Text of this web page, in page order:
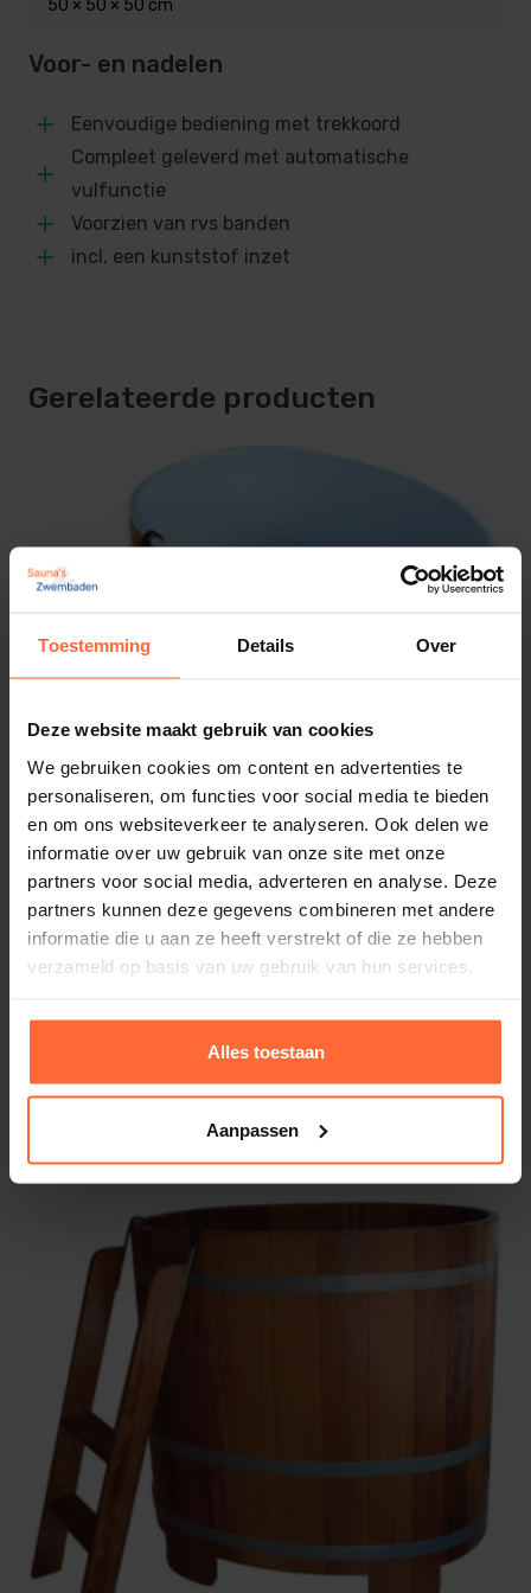
Toestemming Details Over
Deze website maakt gebruik van cookies
We gebruiken cookies om content en advertenties te
personaliseren, om functies voor social media te bieden
en om ons websiteverkeer te analyseren. Ook delen we
informatie over uw gebruik van onze site met onze
partners voor social media, adverteren en analyse. Deze
partners kunnen deze gegevens combineren met andere
informatie die u aan ze heeft verstrekt of die ze hebben
verzameld op basis van uw gebruik van hun services.
Alles toestaan
Aanpassen
Ophangbeugelvoor stevige montage aan de
Sterk trekkoord
wateraansluiting(slang niet inbegrepen).
Inhoud
Hoogte: ca. 45 cm
Diameter : ca. 44 cm
Materiaal : Ceder hout
Bevestiging : wandmontage (inclusief
montagemateriaal)
Trekkoord: inclusief
bouten inbegrepen
Waarom kiezen voor een
stortemmer in je sauna?
✅ Snelle en krachtige afkoeling na de sauna
✅ Authentieke saunabeleving zoals in Finland
✅ Eenvoudige bediening met trekkoord
✅ Stijlvolle en duurzame uitstraling
✅ Compleet geleverd met automatische vulfunctie
50 × 50 × 50 cm
Voor- en nadelen
Eenvoudige bediening met trekkoord
Compleet geleverd met automatische
vulfunctie
Voorzien van rvs banden
incl. een kunststof inzet
Gerelateerde producten
Dompelton buitenzijde gevlamd, binnenzijde
Blauw gelakt